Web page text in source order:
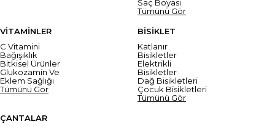
Saç Boyası
Tümünü Gör
VİTAMİNLER
C Vitamini
Bağışıklık
Bitkisel Ürünler
Glukozamin Ve
Eklem Sağlığı
Tümünü Gör
BİSİKLET
Katlanır
Bisikletler
Elektrikli
Bisikletler
Dağ Bisikletleri
Çocuk Bisikletleri
Tümünü Gör
ÇANTALAR